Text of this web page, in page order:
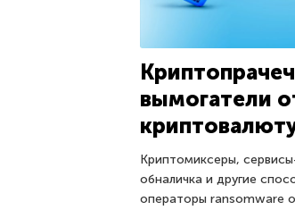
вымогатели
Криптомиксеры,
обналичка и другие
операторы ransomware